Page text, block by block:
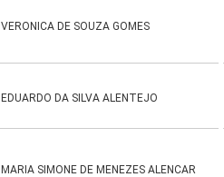
VERONICA DE SOUZA GOMES
EDUARDO DA SILVA ALENTEJO
MARIA SIMONE DE MENEZES ALENCAR